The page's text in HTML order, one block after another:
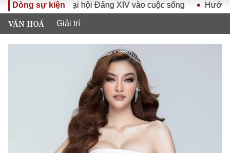
Dòng sự kiện
quyết Đại hội Đảng XIV vào cuộc sống Hướng tới
VĂN HOÁ Giải trí